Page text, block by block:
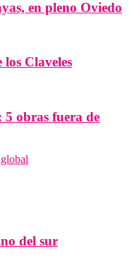
en pleno Oviedo
Claveles
5 obras fuera de
del sur